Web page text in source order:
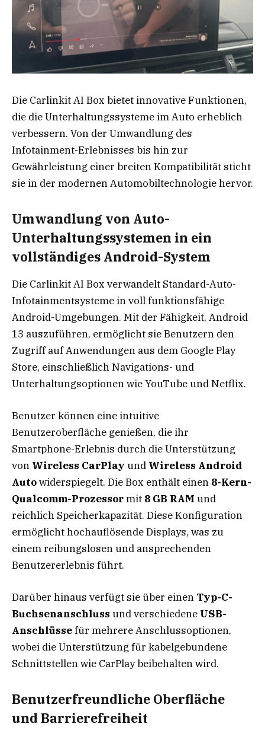
Die Carlinkit AI Box bietet innovative Funktionen,
die die Unterhaltungssysteme im Auto erheblich
verbessern. Von der Umwandlung des
Infotainment-Erlebnisses bis hin zur
Gewährleistung einer breiten Kompatibilität sticht
sie in der modernen Automobiltechnologie hervor.
Umwandlung von Auto-
Unterhaltungssystemen in ein
vollständiges Android-System
Die Carlinkit AI Box verwandelt Standard-Auto-
Infotainmentsysteme in voll funktionsfähige
Android-Umgebungen. Mit der Fähigkeit, Android
13 auszuführen, ermöglicht sie Benutzern den
Zugriff auf Anwendungen aus dem Google Play
Store, einschließlich Navigations- und
Unterhaltungsoptionen wie YouTube und Netflix.
Benutzer können eine intuitive
Benutzeroberfläche genießen, die ihr
Smartphone-Erlebnis durch die Unterstützung
von Wireless CarPlay und Wireless Android
Autowiderspiegelt. Die Box enthält einen 8-Kern-
Qualcomm-Prozessormit 8 GB RAM und
reichlich Speicherkapazität. Diese Konfiguration
ermöglicht hochauflösende Displays, was zu
einem reibungslosen und ansprechenden
Benutzererlebnis führt.
Darüber hinaus verfügt sie über einen Typ-C-
Buchsenanschluss und verschiedene USB-
Anschlüssefür mehrere Anschlussoptionen,
wobei die Unterstützung für kabelgebundene
Schnittstellen wie CarPlay beibehalten wird.
Benutzerfreundliche Oberfläche
und Barrierefreiheit